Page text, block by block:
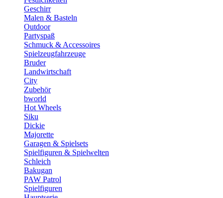
Geschirr
Malen & Basteln
Outdoor
Partyspaß
Schmuck & Accessoires
Spielzeugfahrzeuge
Bruder
Landwirtschaft
City
Zubehör
bworld
Hot Wheels
Siku
Dickie
Majorette
Garagen & Spielsets
Spielfiguren & Spielwelten
Schleich
Bakugan
PAW Patrol
Spielfiguren